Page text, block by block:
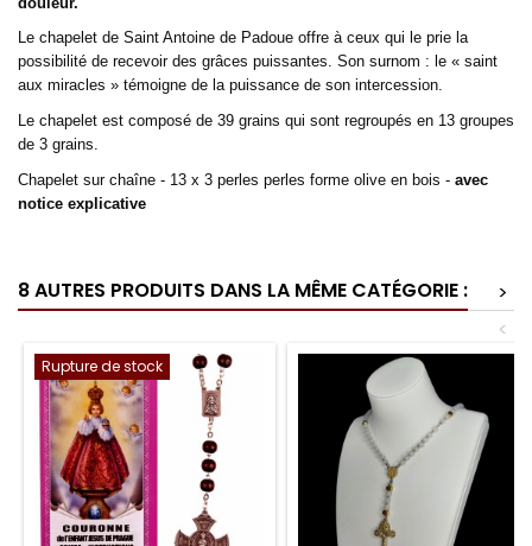
Le chapelet de Saint Antoine de Padoue offre à ceux qui le prie la
possibilité de recevoir des grâces puissantes. Son surnom : le « saint
aux miracles » témoigne de la puissance de son intercession.
Le chapelet est composé de 39 grains qui sont regroupés en 13 groupes
de 3 grains.
Chapelet sur chaîne - 13 x 3 perles perles forme olive en bois - avec
notice explicative
8 AUTRES PRODUITS DANS LA MÊME CATÉGORIE :
>
<
Rupture de stock